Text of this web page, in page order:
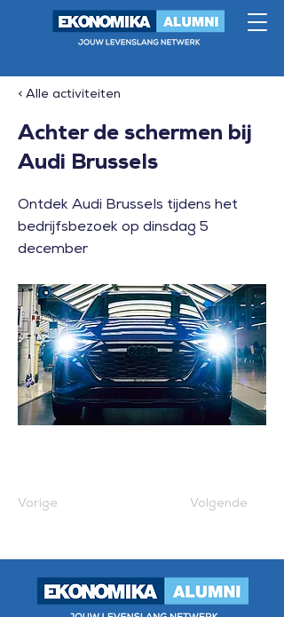
< Alle activiteiten
Achter de schermen bij
Audi Brussels
Ontdek Audi Brussels tijdens het
bedrijfsbezoek op dinsdag 5
december
Vorige Volgende